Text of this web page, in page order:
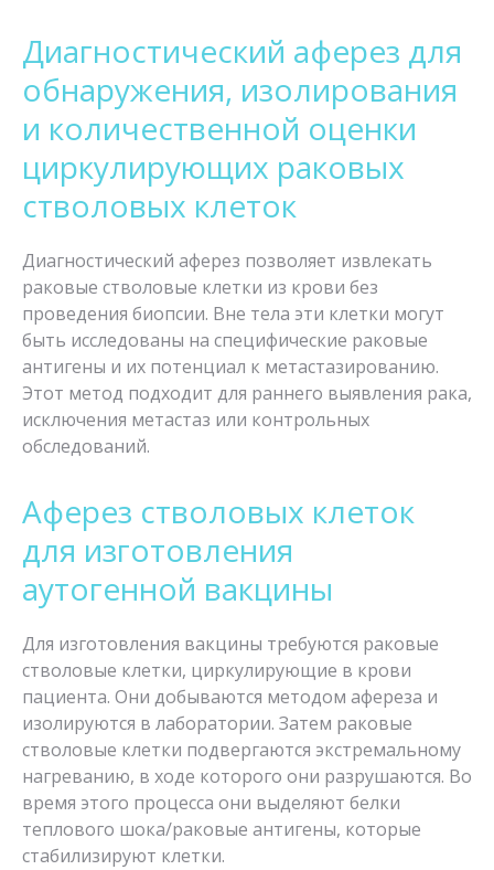
Диагностический аферез для
обнаружения, изолирования
и количественной оценки
циркулирующих раковых
стволовых клеток
Диагностический аферез позволяет извлекать
раковые стволовые клетки из крови без
проведения биопсии. Вне тела эти клетки могут
быть исследованы на специфические раковые
антигены и их потенциал к метастазированию.
Этот метод подходит для раннего выявления рака,
исключения метастаз или контрольных
обследований.
Аферез стволовых клеток
для изготовления
аутогенной вакцины
Для изготовления вакцины требуются раковые
стволовые клетки, циркулирующие в крови
пациента. Они добываются методом афереза и
изолируются в лаборатории. Затем раковые
стволовые клетки подвергаются экстремальному
нагреванию, в ходе которого они разрушаются. Во
время этого процесса они выделяют белки
теплового шока/раковые антигены, которые
стабилизируют клетки.